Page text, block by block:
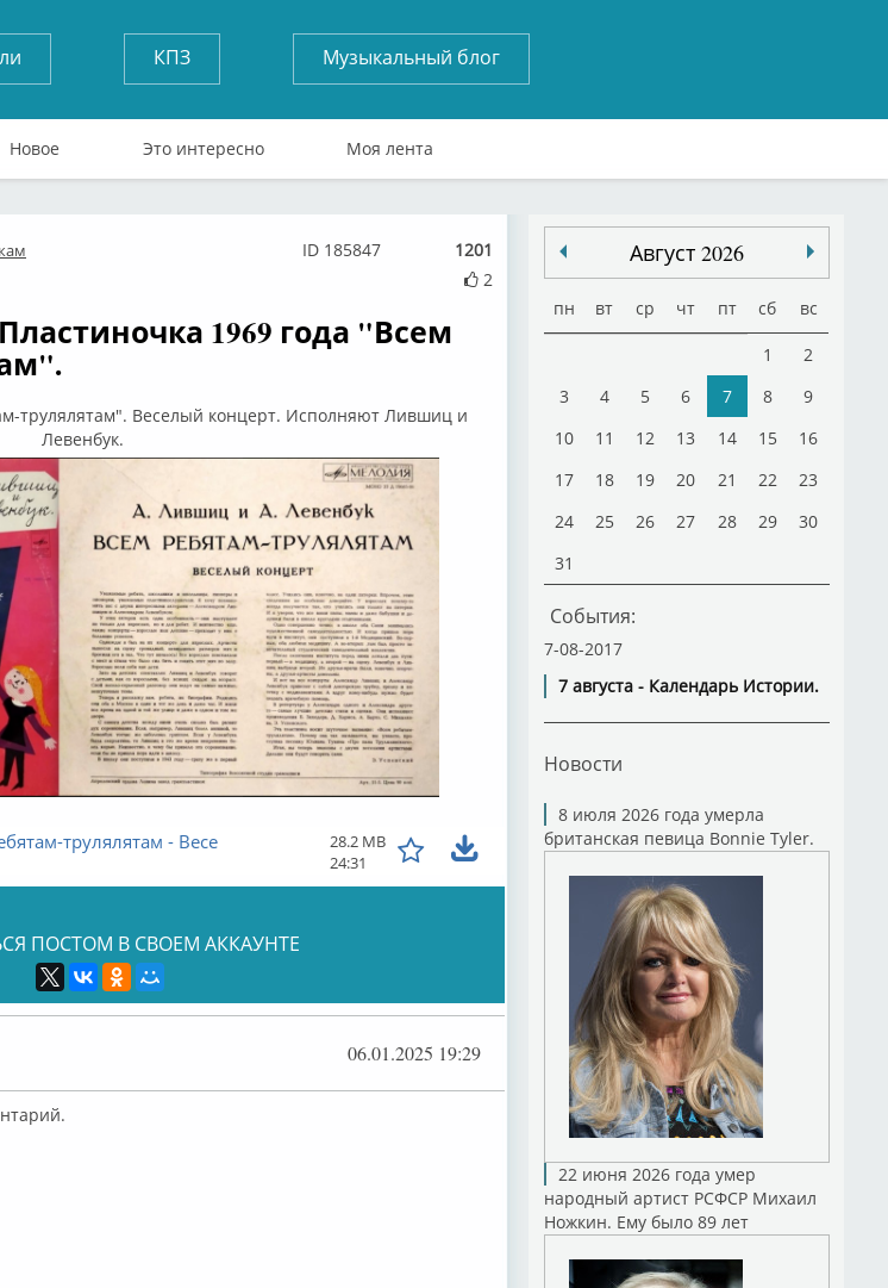
КПЗ Музыкальный блог
Новое Это интересно Моя лента
1201
2
ID 185847
1969 года "Всем
трулялятам". Веселый концерт. Исполняют Лившиц и
Левенбук.
трулялятам - Весе
28.2 MB
24:31
ПОСТОМ В СВОЕМ АККАУНТЕ
06.01.2025 19:29
Август 2026
пн вт ср чт пт сб вс
1
2
3
4 5 6 7 8
9
10
11 12 13 14 15
16
17
18 19 20 21 22
23
24
25 26 27 28 29
30
31
События:
7-08-2017
7 августа - Календарь Истории.
Новости
8 июля 2026 года умерла
британская певица Bonnie Tyler.
22 июня 2026 года умер
народный артист РСФСР Михаил
Ножкин. Ему было 89 лет